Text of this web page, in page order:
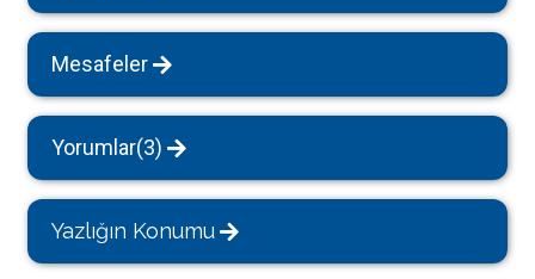
Mesafeler
Yorumlar(3)
Yazlığın Konumu